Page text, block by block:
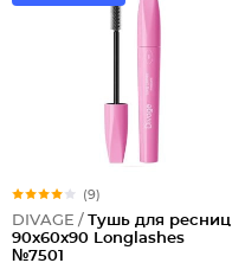
(9)
DIVAGE / Тушь для ресниц
90x60x90 Longlashes
№7501